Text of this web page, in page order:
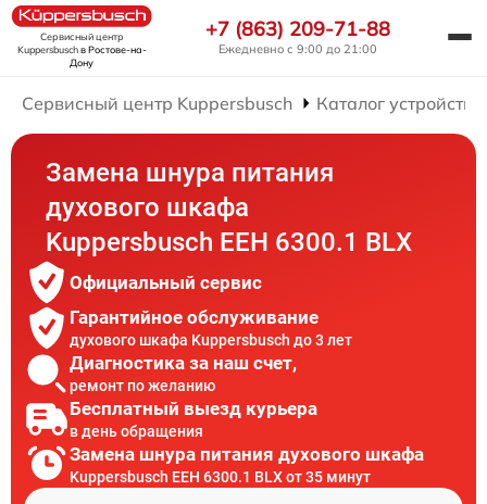
Сервисный центр
Kuppersbuschв Ростове-на-
Дону
+7 (863) 209-71-88
Ежедневно с 9:00 до 21:00
Сервисный центр Kuppersbusch Каталог устройств
Замена шнура питания
духового шкафа
Kuppersbusch EEH 6300.1 BLX
Официальный сервис
Гарантийное обслуживание
духового шкафа Kuppersbusch до 3 лет
Диагностика за наш счет,
ремонт по желанию
Бесплатный выезд курьера
в день обращения
Замена шнура питания духового шкафа
Kuppersbusch EEH 6300.1 BLX от 35 минут